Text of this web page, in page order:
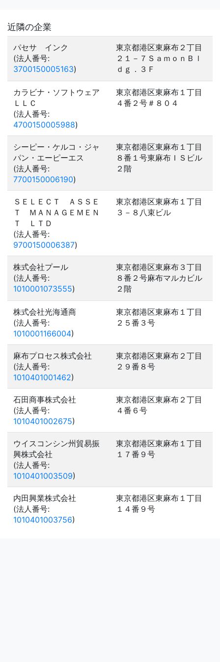
近隣の企業
パセサ インク
(法人番号:
3700150005163)
東京都港区東麻布２丁目
２１－７ＳａｍｏｎＢｌ
ｄｇ．３Ｆ
カラビナ・ソフトウェア
ＬＬＣ
(法人番号:
4700150005988)
東京都港区東麻布１丁目
４番２号＃８０４
シーピー・ケルコ・ジャ
パン・エーピーエス
(法人番号:
7700150006190)
東京都港区東麻布１丁目
８番１号東麻布ＩＳビル
２階
ＳＥＬＥＣＴ ＡＳＳＥ
Ｔ ＭＡＮＡＧＥＭＥＮ
Ｔ ＬＴＤ
(法人番号:
9700150006387)
東京都港区東麻布１丁目
３－８八束ビル
株式会社プール
(法人番号:
1010001073555)
東京都港区東麻布３丁目
８番２号麻布マルカビル
２階
株式会社光海通商
(法人番号:
1010001166004)
東京都港区東麻布１丁目
２５番３号
麻布プロセス株式会社
(法人番号:
1010401001462)
東京都港区東麻布２丁目
２９番８号
石田商事株式会社
(法人番号:
1010401002675)
東京都港区東麻布２丁目
４番６号
ウイスコンシン州貿易振
興株式会社
(法人番号:
1010401003509)
東京都港区東麻布１丁目
１７番９号
内田興業株式会社
(法人番号:
1010401003756)
東京都港区東麻布１丁目
１４番９号